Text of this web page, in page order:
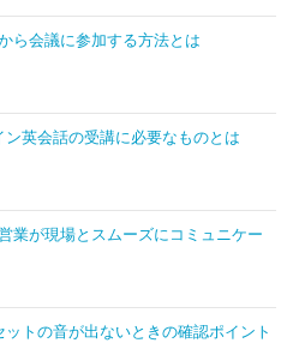
ら会議に参加する方法とは
ン英会話の受講に必要なものとは
業が現場とスムーズにコミュニケー
ットの音が出ないときの確認ポイント